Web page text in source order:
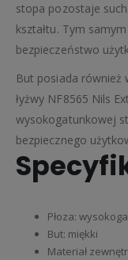
stopa pozostaje
kształtu. Tym
bezpieczeństwo
But posiada również
łyżwy NF8565 Nils
wysokogatunkowej
bezpiecznego
Płoza:
But: miękki
Materiał